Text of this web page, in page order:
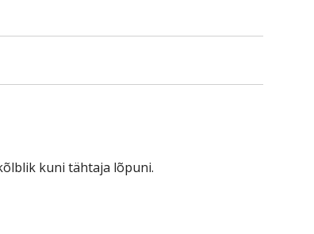
kuni tähtaja lõpuni.